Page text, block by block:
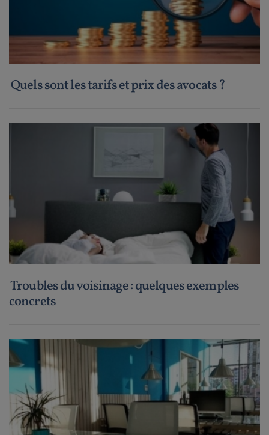
Quels sont les tarifs et prix des avocats ?
Troubles du voisinage : quelques exemples
concrets